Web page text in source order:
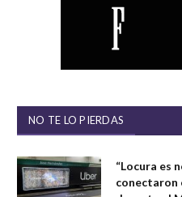
NO TE LO PIERDAS
“Locura es
conectaron